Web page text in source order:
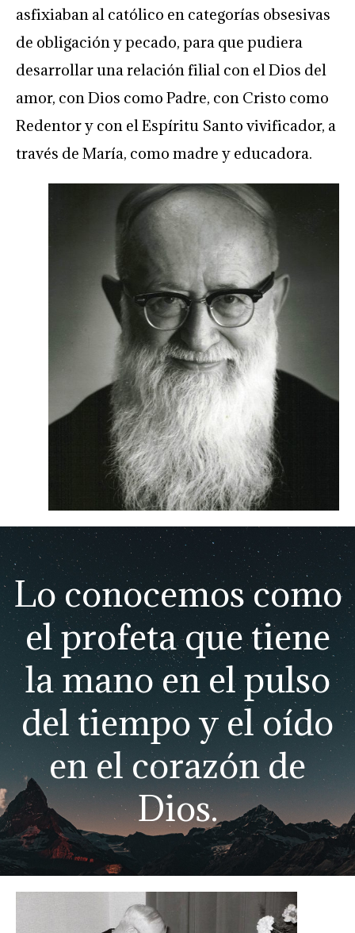
asfixiaban al católico en categorías obsesivas
de obligación y pecado, para que pudiera
desarrollar una relación filial con el Dios del
amor, con Dios como Padre, con Cristo como
Redentor y con el Espíritu Santo vivificador, a
través de María, como madre y educadora.
Lo conocemos como
el profeta que tiene
la mano en el pulso
del tiempo y el oído
en el corazón de
Dios.​